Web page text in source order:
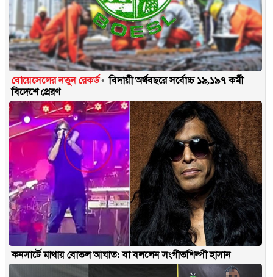
বোয়েসেলের নতুন রেকর্ড
বিদায়ী অর্থবছরে সর্বোচ্চ ১৯,১৯৭ কর্মী
বিদেশে প্রেরণ
কনসার্টে মাথায় বোতল আঘাত: যা বললেন সংগীতশিল্পী হাসান